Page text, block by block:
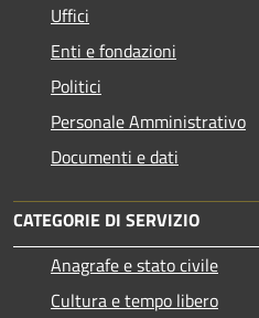
Uffici
Enti e fondazioni
Politici
Personale Amministrativo
Documenti e dati
CATEGORIE DI SERVIZIO
Anagrafe e stato civile
Cultura e tempo libero